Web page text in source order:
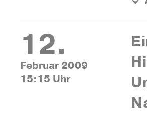
12.
Februar 2009
15:15 Uhr